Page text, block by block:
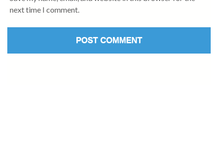
next time I comment.